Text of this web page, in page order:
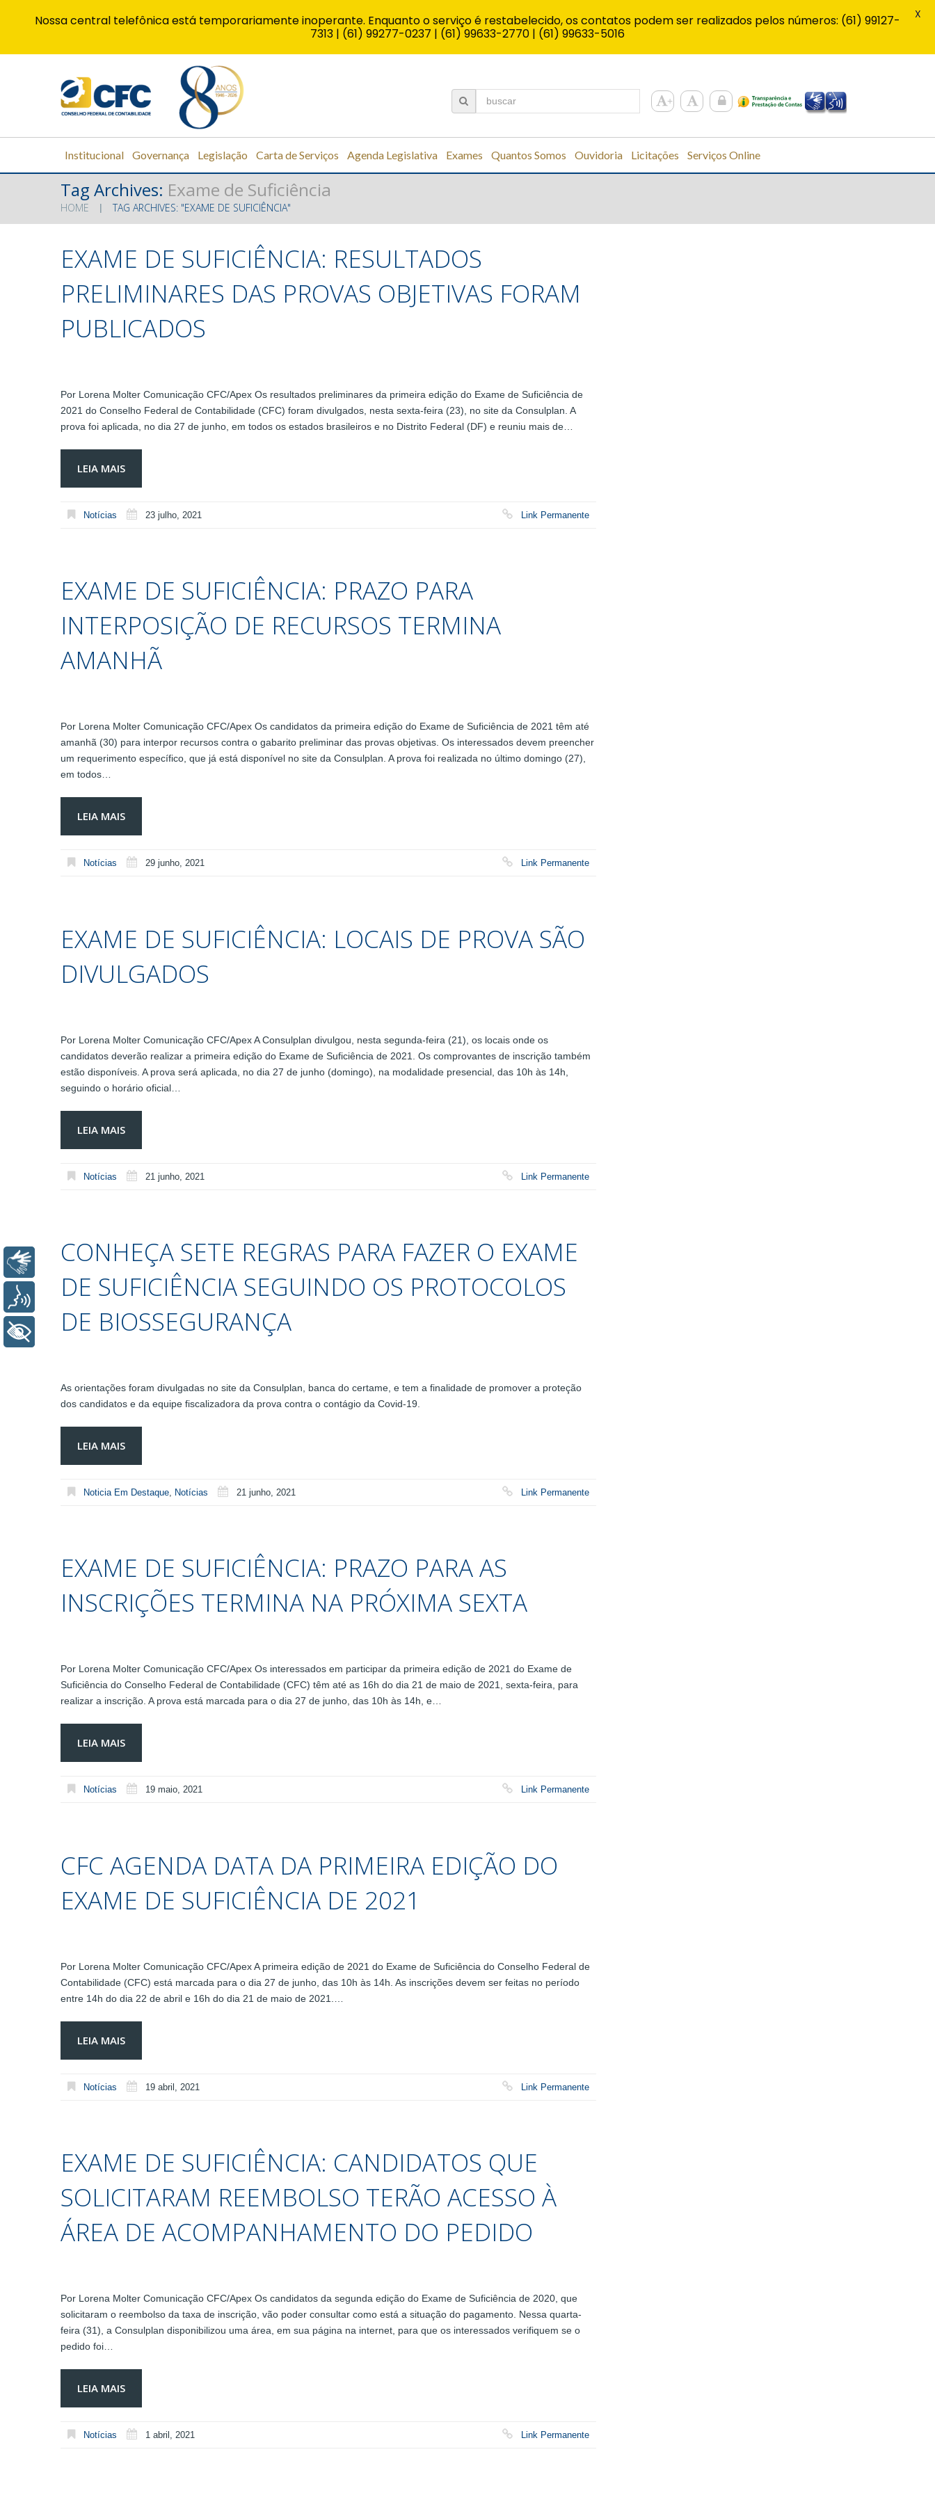
Institucional Governança Legislação Carta de Serviços Agenda Legislativa Exames Quantos Somos Ouvidoria Licitações Serviços Online
Tag Archives: Exame de Suficiência
HOME TAG ARCHIVES: "EXAME DE SUFICIÊNCIA"
EXAME DE SUFICIÊNCIA: RESULTADOS
PRELIMINARES DAS PROVAS OBJETIVAS FORAM
PUBLICADOS
Por Lorena Molter Comunicação CFC/Apex Os resultados preliminares da primeira edição do Exame de Suficiência de
2021 do Conselho Federal de Contabilidade (CFC) foram divulgados, nesta sexta-feira (23), no site da Consulplan. A
prova foi aplicada, no dia 27 de junho, em todos os estados brasileiros e no Distrito Federal (DF) e reuniu mais de…
LEIA MAIS
Notícias 23 julho, 2021 Link Permanente
EXAME DE SUFICIÊNCIA: PRAZO PARA
INTERPOSIÇÃO DE RECURSOS TERMINA
AMANHÃ
Por Lorena Molter Comunicação CFC/Apex Os candidatos da primeira edição do Exame de Suficiência de 2021 têm até
amanhã (30) para interpor recursos contra o gabarito preliminar das provas objetivas. Os interessados devem preencher
um requerimento específico, que já está disponível no site da Consulplan. A prova foi realizada no último domingo (27),
em todos…
LEIA MAIS
Notícias 29 junho, 2021 Link Permanente
EXAME DE SUFICIÊNCIA: LOCAIS DE PROVA SÃO
DIVULGADOS
Por Lorena Molter Comunicação CFC/Apex A Consulplan divulgou, nesta segunda-feira (21), os locais onde os
candidatos deverão realizar a primeira edição do Exame de Suficiência de 2021. Os comprovantes de inscrição também
estão disponíveis. A prova será aplicada, no dia 27 de junho (domingo), na modalidade presencial, das 10h às 14h,
seguindo o horário oficial…
LEIA MAIS
Notícias 21 junho, 2021 Link Permanente
CONHEÇA SETE REGRAS PARA FAZER O EXAME
DE SUFICIÊNCIA SEGUINDO OS PROTOCOLOS
DE BIOSSEGURANÇA
As orientações foram divulgadas no site da Consulplan, banca do certame, e tem a finalidade de promover a proteção
dos candidatos e da equipe fiscalizadora da prova contra o contágio da Covid-19.
LEIA MAIS
Noticia Em Destaque, Notícias 21 junho, 2021 Link Permanente
EXAME DE SUFICIÊNCIA: PRAZO PARA AS
INSCRIÇÕES TERMINA NA PRÓXIMA SEXTA
Por Lorena Molter Comunicação CFC/Apex Os interessados em participar da primeira edição de 2021 do Exame de
Suficiência do Conselho Federal de Contabilidade (CFC) têm até as 16h do dia 21 de maio de 2021, sexta-feira, para
realizar a inscrição. A prova está marcada para o dia 27 de junho, das 10h às 14h, e…
LEIA MAIS
Notícias 19 maio, 2021 Link Permanente
CFC AGENDA DATA DA PRIMEIRA EDIÇÃO DO
EXAME DE SUFICIÊNCIA DE 2021
Por Lorena Molter Comunicação CFC/Apex A primeira edição de 2021 do Exame de Suficiência do Conselho Federal de
Contabilidade (CFC) está marcada para o dia 27 de junho, das 10h às 14h. As inscrições devem ser feitas no período
entre 14h do dia 22 de abril e 16h do dia 21 de maio de 2021.…
LEIA MAIS
Notícias 19 abril, 2021 Link Permanente
EXAME DE SUFICIÊNCIA: CANDIDATOS QUE
SOLICITARAM REEMBOLSO TERÃO ACESSO À
ÁREA DE ACOMPANHAMENTO DO PEDIDO
Por Lorena Molter Comunicação CFC/Apex Os candidatos da segunda edição do Exame de Suficiência de 2020, que
solicitaram o reembolso da taxa de inscrição, vão poder consultar como está a situação do pagamento. Nessa quarta-
feira (31), a Consulplan disponibilizou uma área, em sua página na internet, para que os interessados verifiquem se o
pedido foi…
LEIA MAIS
Notícias 1 abril, 2021 Link Permanente
Nossa central telefônica está temporariamente inoperante. Enquanto o serviço é restabelecido, os contatos podem ser realizados pelos números: (61) 99127-
7313 | (61) 99277-0237 | (61) 99633-2770 | (61) 99633-5016
X
Libras
Voz
+ Acessibilidade